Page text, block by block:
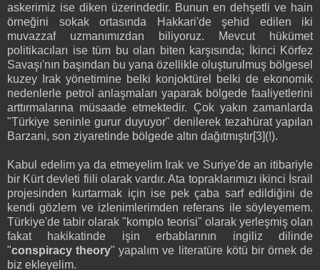
askerimiz ise diken üzerindedir. Bunun en dehşetli ve hain
örneğini sokak ortasında Hakkari'de şehid edilen iki
muvazzaf uzmanımızdan biliyoruz. Mevcut hükümet
politikacıları ise tüm bu olan biten karşısında; İkinci Körfez
Savaşı'nın başından bu yana özellikle oluşturulmuş bölgesel
kuzey Irak yönetimine belki konjoktürel belki de ekonomik
nedenlerle petrol anlaşmaları yaparak bölgede faaliyetlerini
arttırmalarına müsaade etmektedir. Çok yakın zamanlarda
"Türkiye seninle gurur duyuyor" denilerek tezahürat yapılan
Barzani, son ziyaretinde bölgede altın dağıtmıştır[3](!).
Kabul edelim ya da etmeyelim Irak ve Suriye'de an itibariyle
bir Kürt devleti fiili olarak vardır. Ata topraklarımızı ikinci İsrail
projesinden kurtarmak için ise pek çaba sarf edildiğini de
kendi gözlem ve izlenimlerimden referans ile söyleyemem.
Türkiye'de tabir olarak "komplo teorisi" olarak yerleşmiş olan
fakat hakikatinde işin erbablarının ingiliz dilinde
"conspiracy theory" yapalım ve literatüre kötü bir örnek de
biz ekleyelim.